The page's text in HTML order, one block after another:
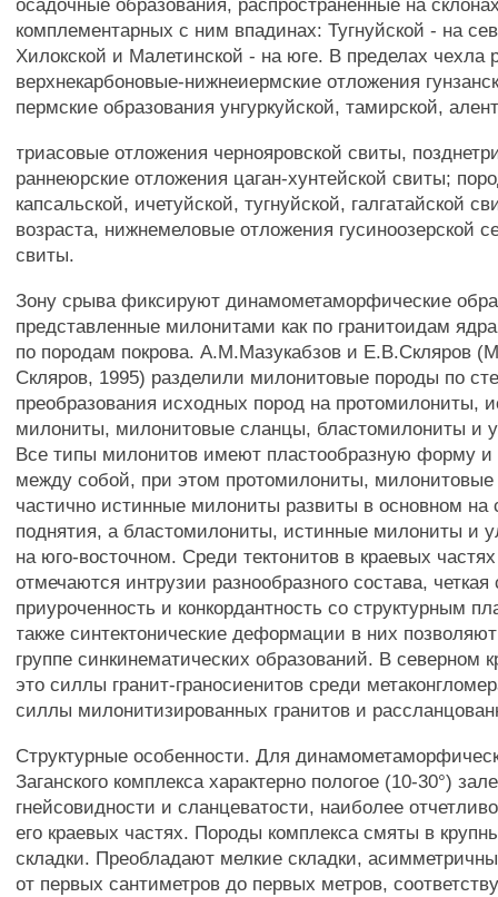
осадочные образования, распространенные на
комплементарных с ним впадинах: Тугнуйской - на
Хилокской и Малетинской - на юге. В пределах чехла
верхнекарбоновые-нижнеиермские отложения
пермские образования унгуркуйской, тамирской,
триасовые отложения чернояровской свиты,
раннеюрские отложения цаган-хунтейской свиты;
капсальской, ичетуйской, тугнуйской, галгатайской
возраста, нижнемеловые отложения гусиноозерской
свиты.
Зону срыва фиксируют динамометаморфические
представленные милонитами как по гранитоидам
по породам покрова. А.М.Мазукабзов и Е.В.Скляров
Скляров, 1995) разделили милонитовые породы по
преобразования исходных пород на протомилониты,
милониты, милонитовые сланцы, бластомилониты и
Все типы милонитов имеют пластообразную форму
между собой, при этом протомилониты,
частично истинные милониты развиты в основном на
поднятия, а бластомилониты, истинные милониты и
на юго-восточном. Среди тектонитов в краевых
отмечаются интрузии разнообразного состава, четкая
приуроченность и конкордантность со структурным
также синтектонические деформации в них
группе синкинематических образований. В северном
это силлы гранит-граносиенитов среди
силлы милонитизированных гранитов и
Структурные особенности. Для
Заганского комплекса характерно пологое (10-30°)
гнейсовидности и сланцеватости, наиболее
его краевых частях. Породы комплекса смяты в
складки. Преобладают мелкие складки,
от первых сантиметров до первых метров,